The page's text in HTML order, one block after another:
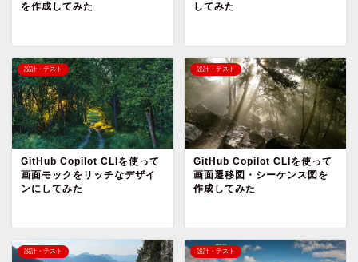
を作成してみた
してみた
設計・テスト
GitHub Copilot CLIを使って
画面モックをリッチなデザイ
ンにしてみた
設計・テスト
GitHub Copilot CLIを使って
画面遷移図・シーケンス図を
作成してみた
設計・テスト 設計・テスト